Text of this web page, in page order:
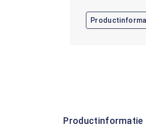
Productinformatie